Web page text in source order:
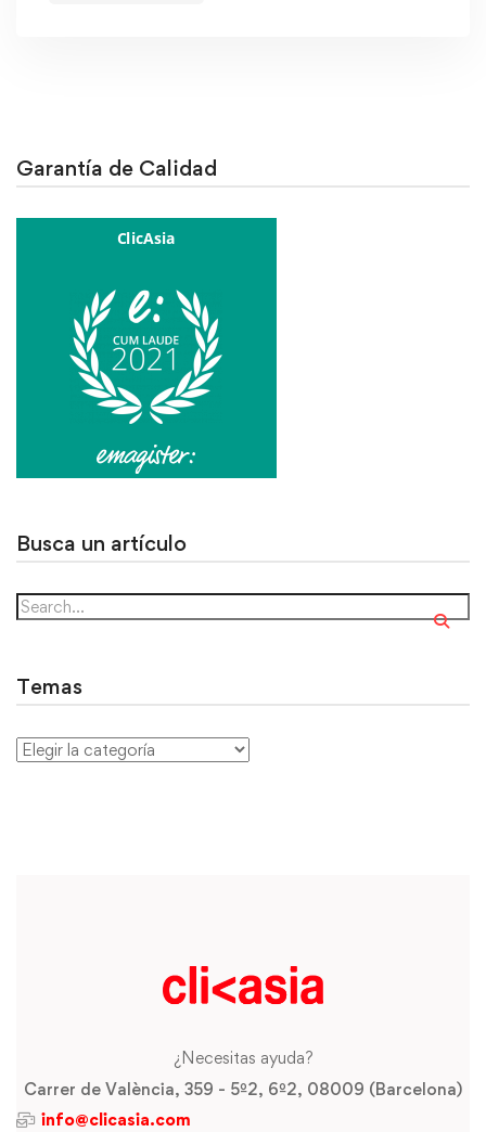
Garantía de Calidad
Busca un artículo
Temas
¿Necesitas ayuda?
Carrer de València, 359 - 5º2, 6º2, 08009 (Barcelona)
info@clicasia.com